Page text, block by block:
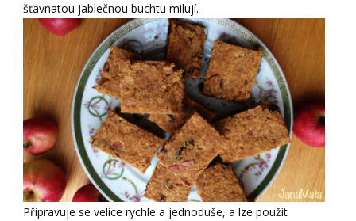
šťavnatou jablečnou buchtu milují.
Připravuje se velice rychle a jednoduše, a lze použít